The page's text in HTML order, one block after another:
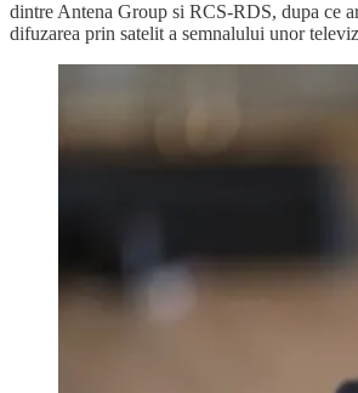
dintre Antena Group si RCS-RDS, dupa ce
difuzarea prin satelit a semnalului unor